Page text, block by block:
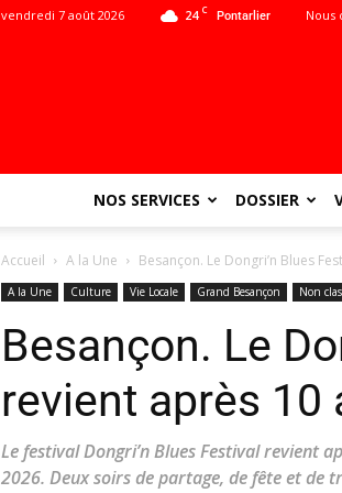
24 C Pontarlier
vendredi 7 août 2026 Nous
NOS SERVICES DOSSIER
Accueil A la Une Besançon. Le Dongri’n Blues
A la Une Culture Vie Locale Grand Besançon Non
Besançon. Le
revient après 10
Le festival Dongri’n Blues Festival revient
2026. Deux soirs de partage, de fête et de